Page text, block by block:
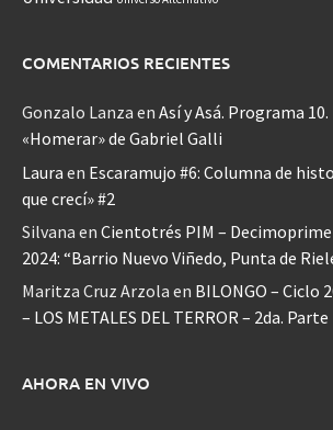
COMENTARIOS RECIENTES
Gonzalo Lanza en Así y Asá. Programa 10.
«Homerar» de Gabriel Galli
Laura en Escaramujo #6: Columna de
que crecí» #2
Silvana en Cientotrés PIM –
2024: “Barrio Nuevo Viñedo, Punta de
Maritza Cruz Arzola en BILONGO – Ciclo
– LOS METALES DEL TERROR – 2da. Parte
AHORA EN VIVO